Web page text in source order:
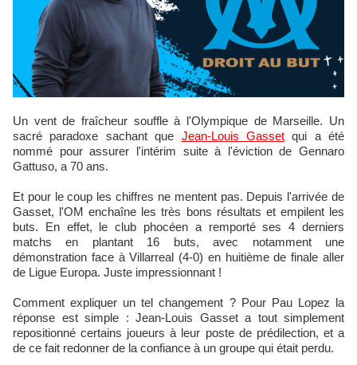
Un vent de fraîcheur souffle à l'Olympique de Marseille. Un
sacré paradoxe sachant que Jean-Louis Gassetqui a été
nommé pour assurer l'intérim suite à l'éviction de Gennaro
Gattuso, a 70 ans.
Et pour le coup les chiffres ne mentent pas. Depuis l'arrivée de
Gasset, l'OM enchaîne les très bons résultats et empilent les
buts. En effet, le club phocéen a remporté ses 4 derniers
matchs en plantant 16 buts, avec notamment une
démonstration face à Villarreal (4-0) en huitième de finale aller
de Ligue Europa. Juste impressionnant !
Comment expliquer un tel changement ? Pour Pau Lopez la
réponse est simple : Jean-Louis Gasset a tout simplement
repositionné certains joueurs à leur poste de prédilection, et a
de ce fait redonner de la confiance à un groupe qui était perdu.